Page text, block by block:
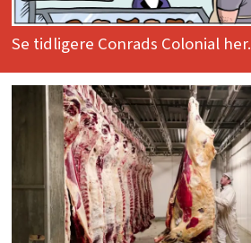
Se tidligere Conrads Colonial her.